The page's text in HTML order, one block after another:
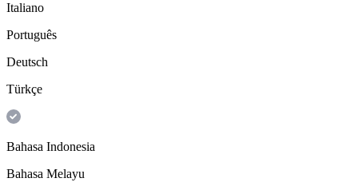
Italiano
Português
Deutsch
Türkçe
Bahasa Indonesia
Bahasa Melayu